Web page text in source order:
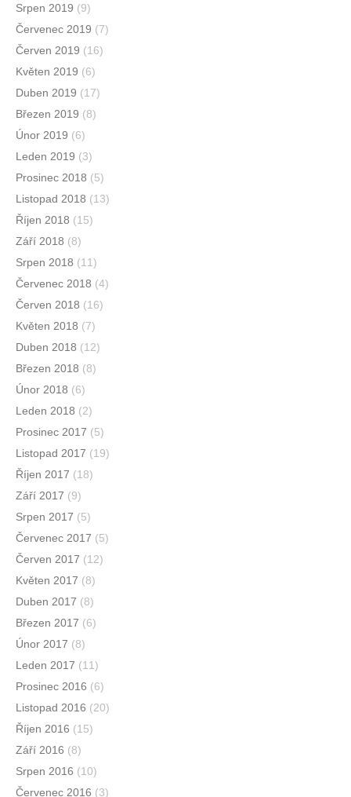
Srpen 2019 (9)
Červenec 2019 (7)
Červen 2019 (16)
Květen 2019 (6)
Duben 2019 (17)
Březen 2019 (8)
Únor 2019 (6)
Leden 2019 (3)
Prosinec 2018 (5)
Listopad 2018 (13)
Říjen 2018 (15)
Září 2018 (8)
Srpen 2018 (11)
Červenec 2018 (4)
Červen 2018 (16)
Květen 2018 (7)
Duben 2018 (12)
Březen 2018 (8)
Únor 2018 (6)
Leden 2018 (2)
Prosinec 2017 (5)
Listopad 2017 (19)
Říjen 2017 (18)
Září 2017 (9)
Srpen 2017 (5)
Červenec 2017 (5)
Červen 2017 (12)
Květen 2017 (8)
Duben 2017 (8)
Březen 2017 (6)
Únor 2017 (8)
Leden 2017 (11)
Prosinec 2016 (6)
Listopad 2016 (20)
Říjen 2016 (15)
Září 2016 (8)
Srpen 2016 (10)
Červenec 2016 (3)